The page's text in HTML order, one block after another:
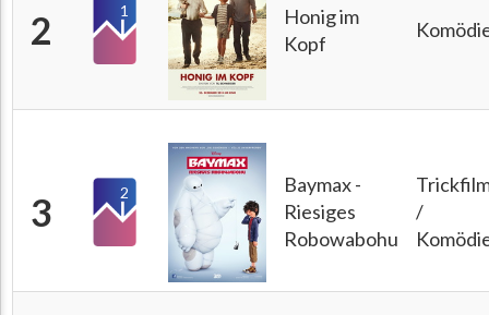
2 1
Honig im
Kopf
3 2
Baymax -
Riesiges
Robowabohu
/